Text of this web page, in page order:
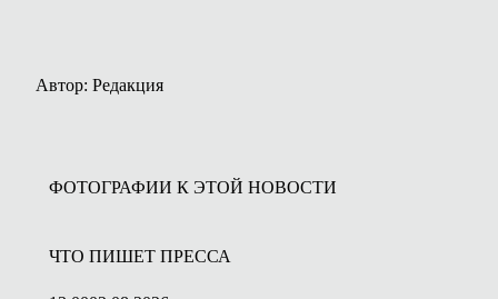
Автор: Редакция
ФОТОГРАФИИ К ЭТОЙ НОВОСТИ
ЧТО ПИШЕТ ПРЕССА